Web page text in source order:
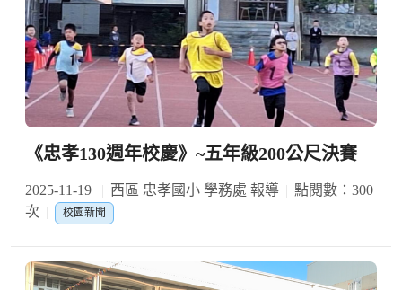
《忠孝130週年校慶》~五年級200公尺決賽
2025-11-19 西區 忠孝國小 學務處 報導
點閱數：300
次
校園新聞